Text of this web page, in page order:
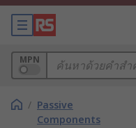
MPN
/ Passive
Components